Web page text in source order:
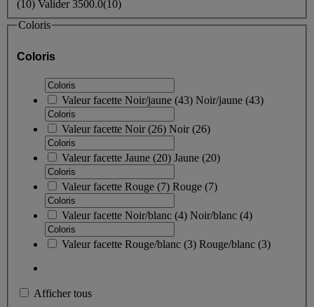
(10) Valider3500.0(10)
Coloris
Coloris
Valeur facette Noir/jaune (43) Noir/jaune (43)
Valeur facette Noir(26) Noir(26)
Valeur facette Jaune (20) Jaune (20)
Valeur facette Rouge (7) Rouge (7)
Valeur facette Noir/blanc (4) Noir/blanc (4)
Valeur facette Rouge/blanc (3) Rouge/blanc (3)
Afficher tous